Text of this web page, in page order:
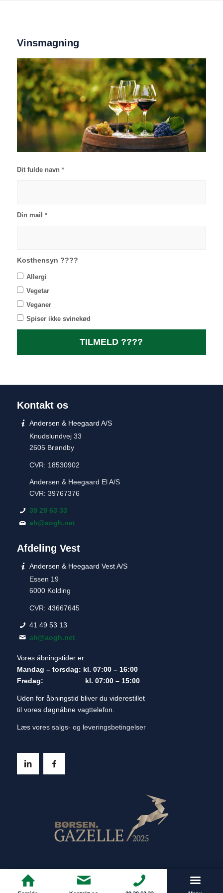
Vinsmagning
Dit fulde navn *
Din mail *
Kosthensyn ????
Allergi
Vegetar
Veganer
Spiser ikke svinekød
Kontakt os
Andersen & Heegaard A/S
Knudslundvej 33
2605 Brøndby
CVR: 18530902
Andersen & Heegaard El A/S
CVR: 39767376
39 29 63 33
ah@aogh.net
Afdeling Vest
Andersen & Heegaard Vest A/S
Essen 19
6000 Kolding
CVR: 43667645
41 49 53 13
ah@aogh.net
Vores åbningstider er:
Mandag – torsdag: kl. 07:00 – 16:00
Fredag: kl. 07:00 – 15:00
Uden for åbningstid bliver du viderestillet
til vores døgnåbne vagttelefon.
Læs vores salgs- og leveringsbetingelser